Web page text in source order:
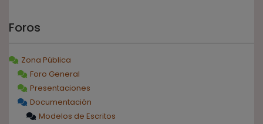
Foros
Zona Pública
Foro General
Presentaciones
Documentación
Modelos de Escritos